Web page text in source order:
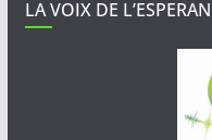
LA VOIX DE